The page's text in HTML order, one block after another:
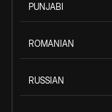
PUNJABI
ROMANIAN
RUSSIAN